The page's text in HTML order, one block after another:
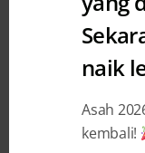
Sebagai
populasi
berkurang,
naik
Asah
kembali!